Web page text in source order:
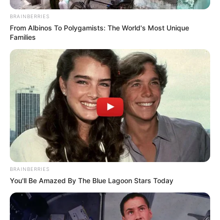
BRAINBERRIES
From Albinos To Polygamists: The World's Most Unique
Families
BRAINBERRIES
You'll Be Amazed By The Blue Lagoon Stars Today